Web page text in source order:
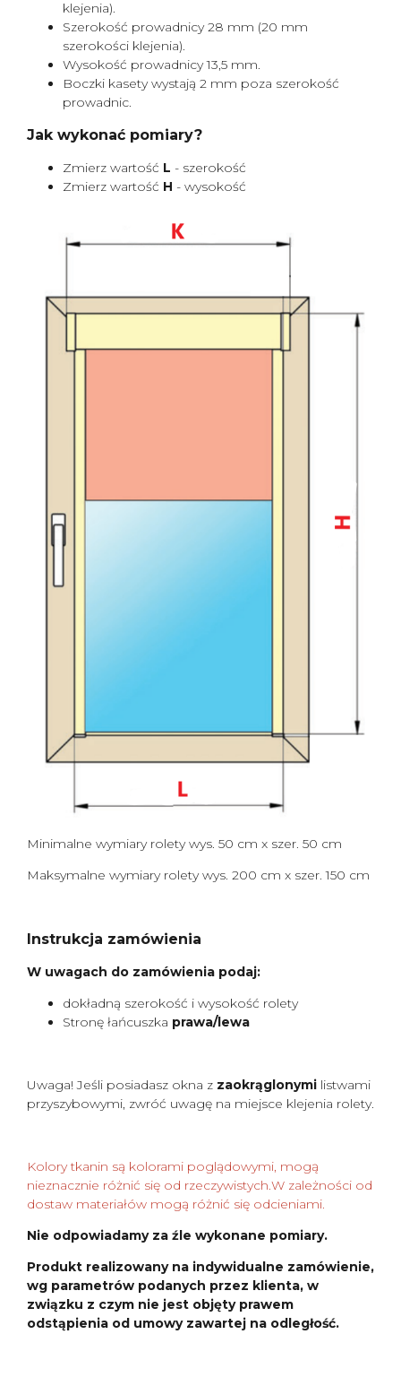
klejenia).
Szerokość prowadnicy 28 mm (20 mm
szerokości klejenia).
Wysokość prowadnicy 13,5 mm.
Boczki kasety wystają 2 mm poza szerokość
prowadnic.
Jak wykonać pomiary?
Zmierz wartość L - szerokość
Zmierz wartość H - wysokość
Minimalne wymiary rolety wys. 50 cm x szer. 50 cm
Maksymalne wymiary rolety wys. 200 cm x szer. 150 cm
Instrukcja zamówienia
W uwagach do zamówienia podaj:
dokładną szerokość i wysokość rolety
Stronę łańcuszka prawa/lewa
Uwaga! Jeśli posiadasz okna z zaokrąglonymi listwami
przyszybowymi, zwróć uwagę na miejsce klejenia rolety.
Kolory tkanin są kolorami poglądowymi, mogą
nieznacznie różnić się od rzeczywistych.W zależności od
dostaw materiałów mogą różnić się odcieniami.
Nie odpowiadamy za źle wykonane pomiary.
Produkt realizowany na indywidualne zamówienie,
wg parametrów podanych przez klienta, w
związku z czym nie jest objęty prawem
odstąpienia od umowy zawartej na odległość.